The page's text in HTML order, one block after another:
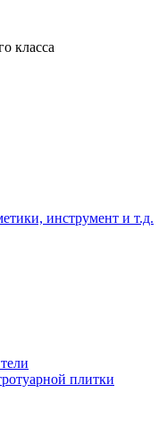
класса
инструмент и т.д.
плитки